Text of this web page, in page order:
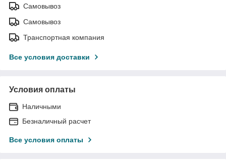
Самовывоз
Самовывоз
Транспортная компания
Все условия доставки
Условия оплаты
Наличными
Безналичный расчет
Все условия оплаты